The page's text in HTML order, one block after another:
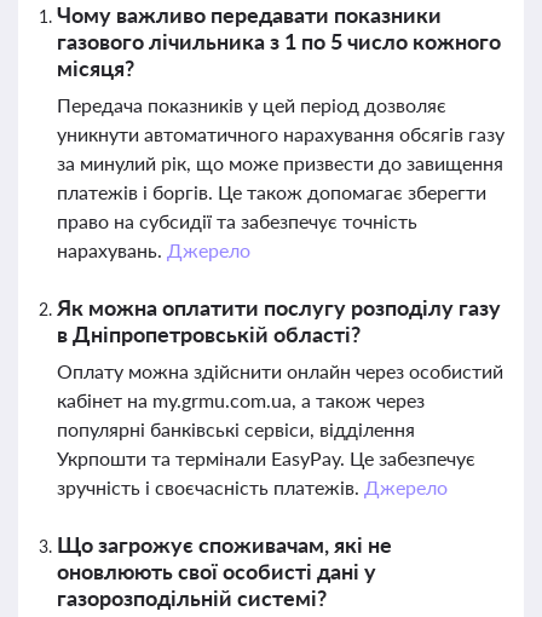
Чому важливо передавати показники
газового лічильника з 1 по 5 число кожного
місяця?
Передача показників у цей період дозволяє
уникнути автоматичного нарахування обсягів газу
за минулий рік, що може призвести до завищення
платежів і боргів. Це також допомагає зберегти
право на субсидії та забезпечує точність
нарахувань. Джерело
Як можна оплатити послугу розподілу газу
в Дніпропетровській області?
Оплату можна здійснити онлайн через особистий
кабінет на my.grmu.com.ua, а також через
популярні банківські сервіси, відділення
Укрпошти та термінали EasyPay. Це забезпечує
зручність і своєчасність платежів. Джерело
Що загрожує споживачам, які не
оновлюють свої особисті дані у
газорозподільній системі?